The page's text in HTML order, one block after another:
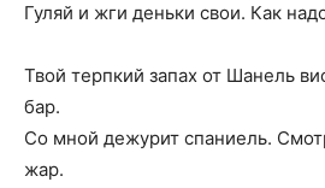
Гуляй и жги деньки свои. Как
Твой терпкий запах от Шанель
бар.
Со мной дежурит спаниель.
жар.